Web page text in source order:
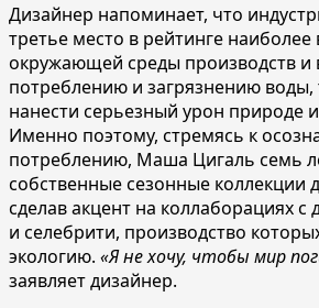
Дизайнер напоминает, что
третье место в рейтинге наиболее
окружающей среды производств и
потреблению и загрязнению воды,
нанести серьезный урон природе
Именно поэтому, стремясь к
потреблению, Маша Цигаль семь
собственные сезонные коллекции
сделав акцент на коллаборациях
и селебрити, производство
экологию. «Я не хочу, чтобы мир
заявляет дизайнер.